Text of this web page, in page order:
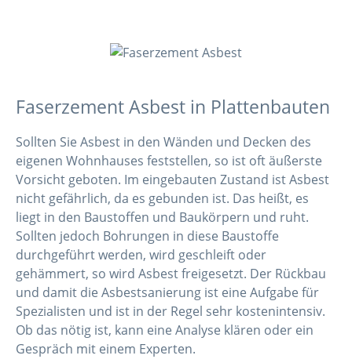
Faserzement Asbest in Plattenbauten
Sollten Sie Asbest in den Wänden und Decken des
eigenen Wohnhauses feststellen, so ist oft äußerste
Vorsicht geboten. Im eingebauten Zustand ist Asbest
nicht gefährlich, da es gebunden ist. Das heißt, es
liegt in den Baustoffen und Baukörpern und ruht.
Sollten jedoch Bohrungen in diese Baustoffe
durchgeführt werden, wird geschleift oder
gehämmert, so wird Asbest freigesetzt. Der Rückbau
und damit die Asbestsanierung ist eine Aufgabe für
Spezialisten und ist in der Regel sehr kostenintensiv.
Ob das nötig ist, kann eine Analyse klären oder ein
Gespräch mit einem Experten.